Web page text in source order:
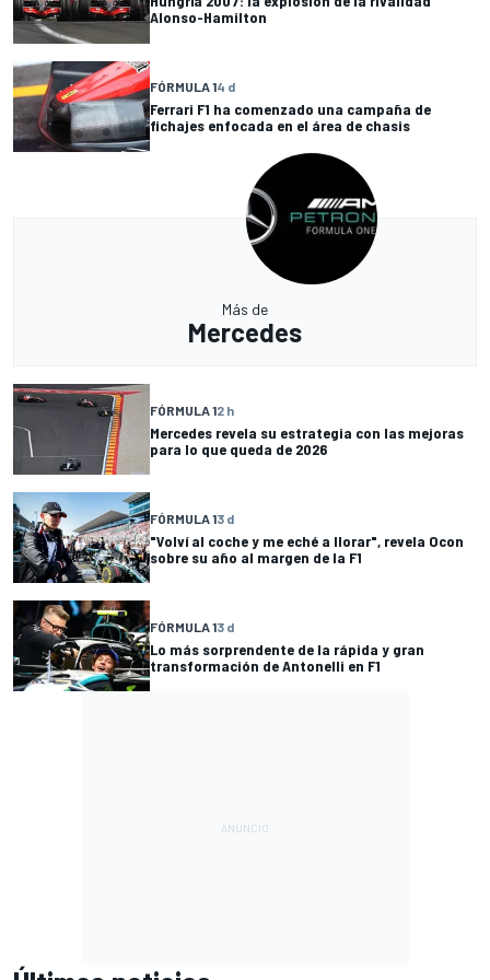
Alonso-Hamilton
FÓRMULA 14 d
Ferrari F1 ha comenzado una campaña de
fichajes enfocada en el área de chasis
Más de
Mercedes
FÓRMULA 12 h
Mercedes revela su estrategia con las mejoras
para lo que queda de 2026
FÓRMULA 13 d
"Volví al coche y me eché a llorar", revela Ocon
sobre su año al margen de la F1
FÓRMULA 13 d
Lo más sorprendente de la rápida y gran
transformación de Antonelli en F1